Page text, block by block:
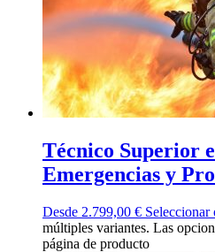
Técnico Superior
Emergencias y
Desde 2.799,00 € Seleccionar
múltiples variantes. Las
página de producto